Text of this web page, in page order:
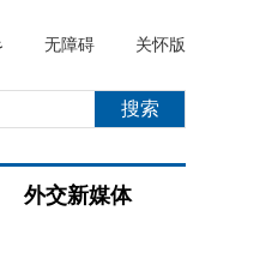
无障碍 关怀版
外交新媒体